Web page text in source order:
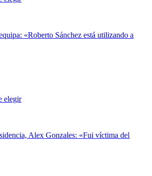
«Roberto Sánchez está utilizando a
Alex Gonzales: «Fui víctima del